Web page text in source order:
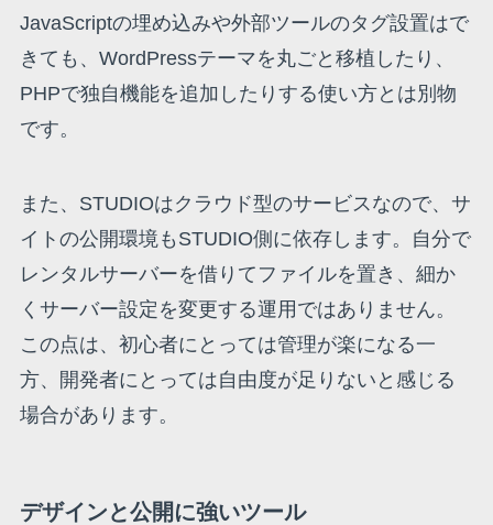
JavaScriptの埋め込みや外部ツールのタグ設置はで
きても、WordPressテーマを丸ごと移植したり、
PHPで独自機能を追加したりする使い方とは別物
です。
また、STUDIOはクラウド型のサービスなので、サ
イトの公開環境もSTUDIO側に依存します。自分で
レンタルサーバーを借りてファイルを置き、細か
くサーバー設定を変更する運用ではありません。
この点は、初心者にとっては管理が楽になる一
方、開発者にとっては自由度が足りないと感じる
場合があります。
デザインと公開に強いツール